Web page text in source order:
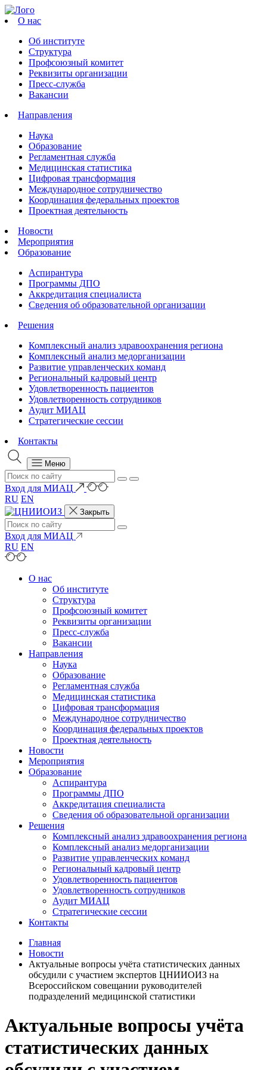
О нас
Об институте
Структура
Профсоюзный комитет
Реквизиты организации
Пресс-служба
Вакансии
Направления
Наука
Образование
Регламентная служба
Медицинская статистика
Цифровая трансформация
Международное сотрудничество
Координация федеральных проектов
Проектная деятельность
Новости
Мероприятия
Образование
Аспирантура
Программы ДПО
Аккредитация специалиста
Сведения об образовательной организации
Решения
Комплексный анализ здравоохранения региона
Комплексный анализ медорганизации
Развитие управленческих команд
Региональный кадровый центр
Удовлетворенность пациентов
Удовлетворенность сотрудников
Аудит МИАЦ
Стратегические сессии
Контакты
Меню
Вход для МИАЦ
RU EN
Закрыть
Вход для МИАЦ
RU EN
О нас
Об институте
Структура
Профсоюзный комитет
Реквизиты организации
Пресс-служба
Вакансии
Направления
Наука
Образование
Регламентная служба
Медицинская статистика
Цифровая трансформация
Международное сотрудничество
Координация федеральных проектов
Проектная деятельность
Новости
Мероприятия
Образование
Аспирантура
Программы ДПО
Аккредитация специалиста
Сведения об образовательной организации
Решения
Комплексный анализ здравоохранения региона
Комплексный анализ медорганизации
Развитие управленческих команд
Региональный кадровый центр
Удовлетворенность пациентов
Удовлетворенность сотрудников
Аудит МИАЦ
Стратегические сессии
Контакты
Главная
Новости
Актуальные вопросы учёта статистических данных
обсудили с участием экспертов ЦНИИОИЗ на
Всероссийском совещании руководителей
подразделений медицинской статистики
Актуальные вопросы учёта
статистических данных